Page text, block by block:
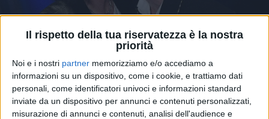
Il rispetto della tua riservatezza è la nostra
priorità
Noi e i nostri partner memorizziamo e/o accediamo a
informazioni su un dispositivo, come i cookie, e trattiamo dati
personali, come identificatori univoci e informazioni standard
inviate da un dispositivo per annunci e contenuti personalizzati,
misurazione di annunci e contenuti, analisi dell'audience e
08 feb 2020
Coez: “Da scartato a Sanremo al bacio a
Gianna Nannini. Tifo Diodato”